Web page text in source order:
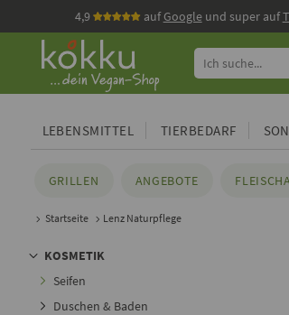
4,9 aufGoogleund super auf
LEBENSMITTEL TIERBEDARF
GRILLEN ANGEBOTE
Startseite Lenz Naturpflege
KOSMETIK
Seifen
Duschen & Baden